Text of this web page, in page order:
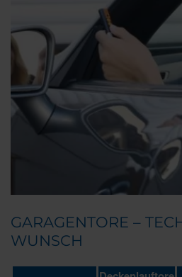
GARAGENTORE –
WUNSCH